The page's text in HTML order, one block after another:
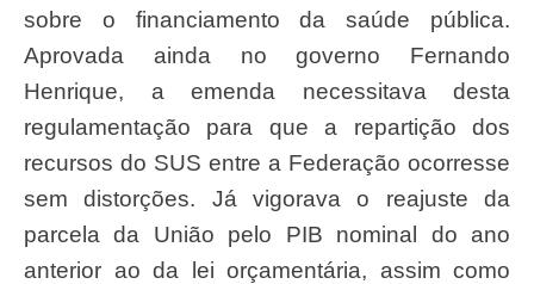
sobre o financiamento da saúde pública.
Aprovada ainda no governo Fernando
Henrique, a emenda necessitava desta
regulamentação para que a repartição dos
recursos do SUS entre a Federação ocorresse
sem distorções. Já vigorava o reajuste da
parcela da União pelo PIB nominal do ano
anterior ao da lei orçamentária, assim como